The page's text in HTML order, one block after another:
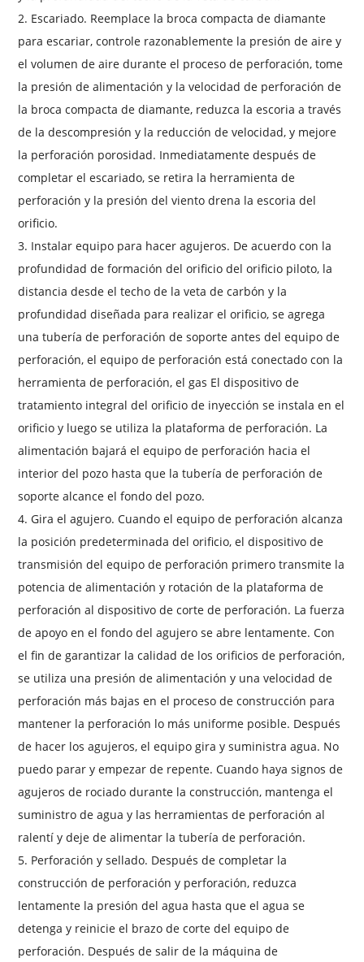
2. Escariado. Reemplace la broca compacta de diamante
para escariar, controle razonablemente la presión de aire y
el volumen de aire durante el proceso de perforación, tome
la presión de alimentación y la velocidad de perforación de
la broca compacta de diamante, reduzca la escoria a través
de la descompresión y la reducción de velocidad, y mejore
la perforación porosidad. Inmediatamente después de
completar el escariado, se retira la herramienta de
perforación y la presión del viento drena la escoria del
orificio.
3. Instalar equipo para hacer agujeros. De acuerdo con la
profundidad de formación del orificio del orificio piloto, la
distancia desde el techo de la veta de carbón y la
profundidad diseñada para realizar el orificio, se agrega
una tubería de perforación de soporte antes del equipo de
perforación, el equipo de perforación está conectado con la
herramienta de perforación, el gas El dispositivo de
tratamiento integral del orificio de inyección se instala en el
orificio y luego se utiliza la plataforma de perforación. La
alimentación bajará el equipo de perforación hacia el
interior del pozo hasta que la tubería de perforación de
soporte alcance el fondo del pozo.
4. Gira el agujero. Cuando el equipo de perforación alcanza
la posición predeterminada del orificio, el dispositivo de
transmisión del equipo de perforación primero transmite la
potencia de alimentación y rotación de la plataforma de
perforación al dispositivo de corte de perforación. La fuerza
de apoyo en el fondo del agujero se abre lentamente. Con
el fin de garantizar la calidad de los orificios de perforación,
se utiliza una presión de alimentación y una velocidad de
perforación más bajas en el proceso de construcción para
mantener la perforación lo más uniforme posible. Después
de hacer los agujeros, el equipo gira y suministra agua. No
puedo parar y empezar de repente. Cuando haya signos de
agujeros de rociado durante la construcción, mantenga el
suministro de agua y las herramientas de perforación al
ralentí y deje de alimentar la tubería de perforación.
5. Perforación y sellado. Después de completar la
construcción de perforación y perforación, reduzca
lentamente la presión del agua hasta que el agua se
detenga y reinicie el brazo de corte del equipo de
perforación. Después de salir de la máquina de